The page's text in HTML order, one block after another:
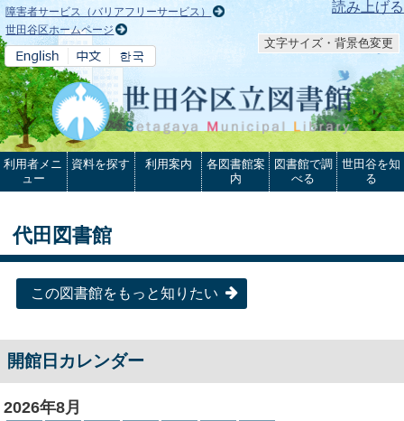
本文へ 読み上げる
障害者サービス（バリアフリーサービス）
世田谷区ホームページ
文字サイズ・背景色変更
利用者メニ
ュー
資料を探す 利用案内
各図書館案
内
図書館で調
べる
世田谷を知
る
代田図書館
この図書館をもっと知りたい
開館日カレンダー
2026年8月